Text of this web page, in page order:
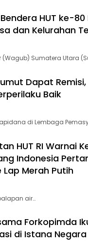
HUT ke-80
dan Kelurahan
(Wagub) Sumatera Utara
Dapat
Baik
di Lembaga
HUT RI Warnai
Indonesia
Lap Merah Putih
air…
Forkopimda
di Istana Negara